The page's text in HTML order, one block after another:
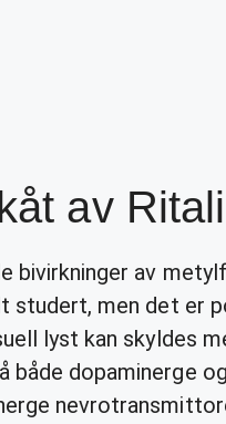
av
bivirkninger av
studert, men det er
lyst kan skyldes
både dopaminerge og